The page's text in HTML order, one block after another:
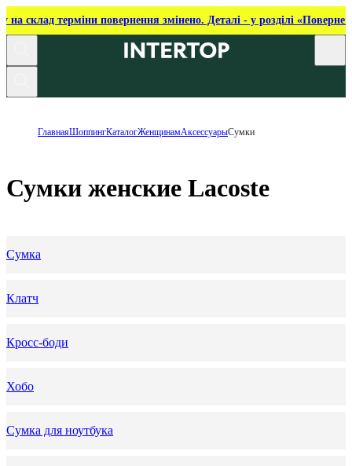
на склад терміни повернення змінено. Деталі - у розділі
ГлавнаяШоппингКаталогЖенщинамАксессуарыСумки
Сумки женские Lacoste
Сумка
Клатч
Кросс-боди
Хобо
Сумка для ноутбука